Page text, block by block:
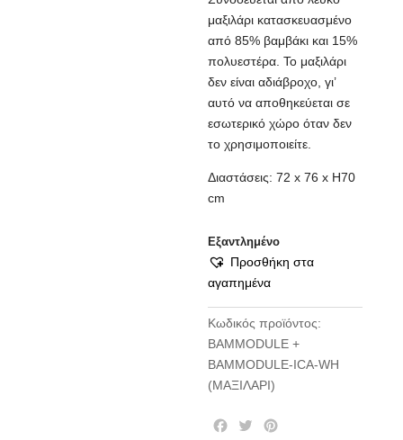
μαξιλάρι κατασκευασμένο
από 85% βαμβάκι και 15%
πολυεστέρα. Το μαξιλάρι
δεν είναι αδιάβροχο, γι’
αυτό να αποθηκεύεται σε
εσωτερικό χώρο όταν δεν
το χρησιμοποιείτε.
Διαστάσεις: 72 x 76 x H70
cm
Εξαντλημένο
Προσθήκη στα
αγαπημένα
Κωδικός προϊόντος:
BAMMODULE +
BAMMODULE-ICA-WH
(ΜΑΞΙΛΑΡΙ)
T